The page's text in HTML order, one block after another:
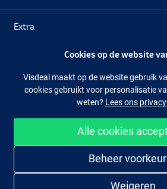
Extra
Facebook
Cookies op de website
Visdeal maakt op de website gebruik
cookies gebruikt voor personalisatie
weten? Lees ons
Alle cookies
Beheer
Weigeren